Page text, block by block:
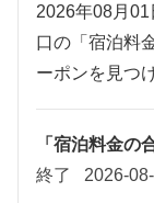
2026年08月
口の「宿泊料
ーポンを見つ
「宿泊料金の
終了
2026-